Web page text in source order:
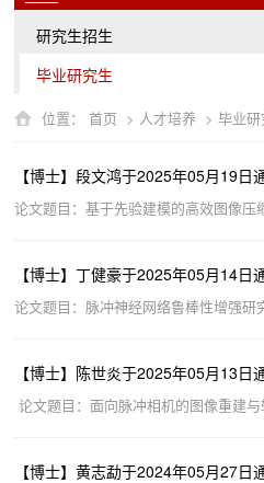
研究生招生
毕业研究生
位置：首页 > 人才培养 >毕业
【博士】段文鸿于2025年05月19日
【博士】丁健豪于2025年05月14日
【博士】陈世炎于2025年05月13日
【博士】黄志勐于2024年05月27日